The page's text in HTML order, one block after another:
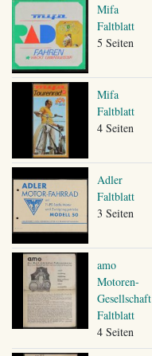
Mifa
Faltblatt
5 Seiten
Mifa
Faltblatt
4 Seiten
Adler
Faltblatt
3 Seiten
amo
Motoren-
Gesellschaft
Faltblatt
4 Seiten